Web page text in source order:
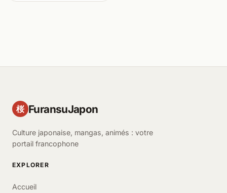
桜 FuransuJapon
Culture japonaise, mangas, animés : votre
portail francophone
EXPLORER
Accueil